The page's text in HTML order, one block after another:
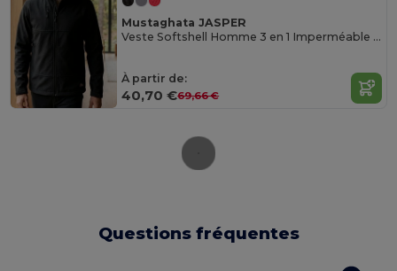
Mustaghata JASPER
Veste Softshell Homme 3 en 1 Imperméable et Confortable
À partir de:
40,70 €69,66 €
Questions fréquentes